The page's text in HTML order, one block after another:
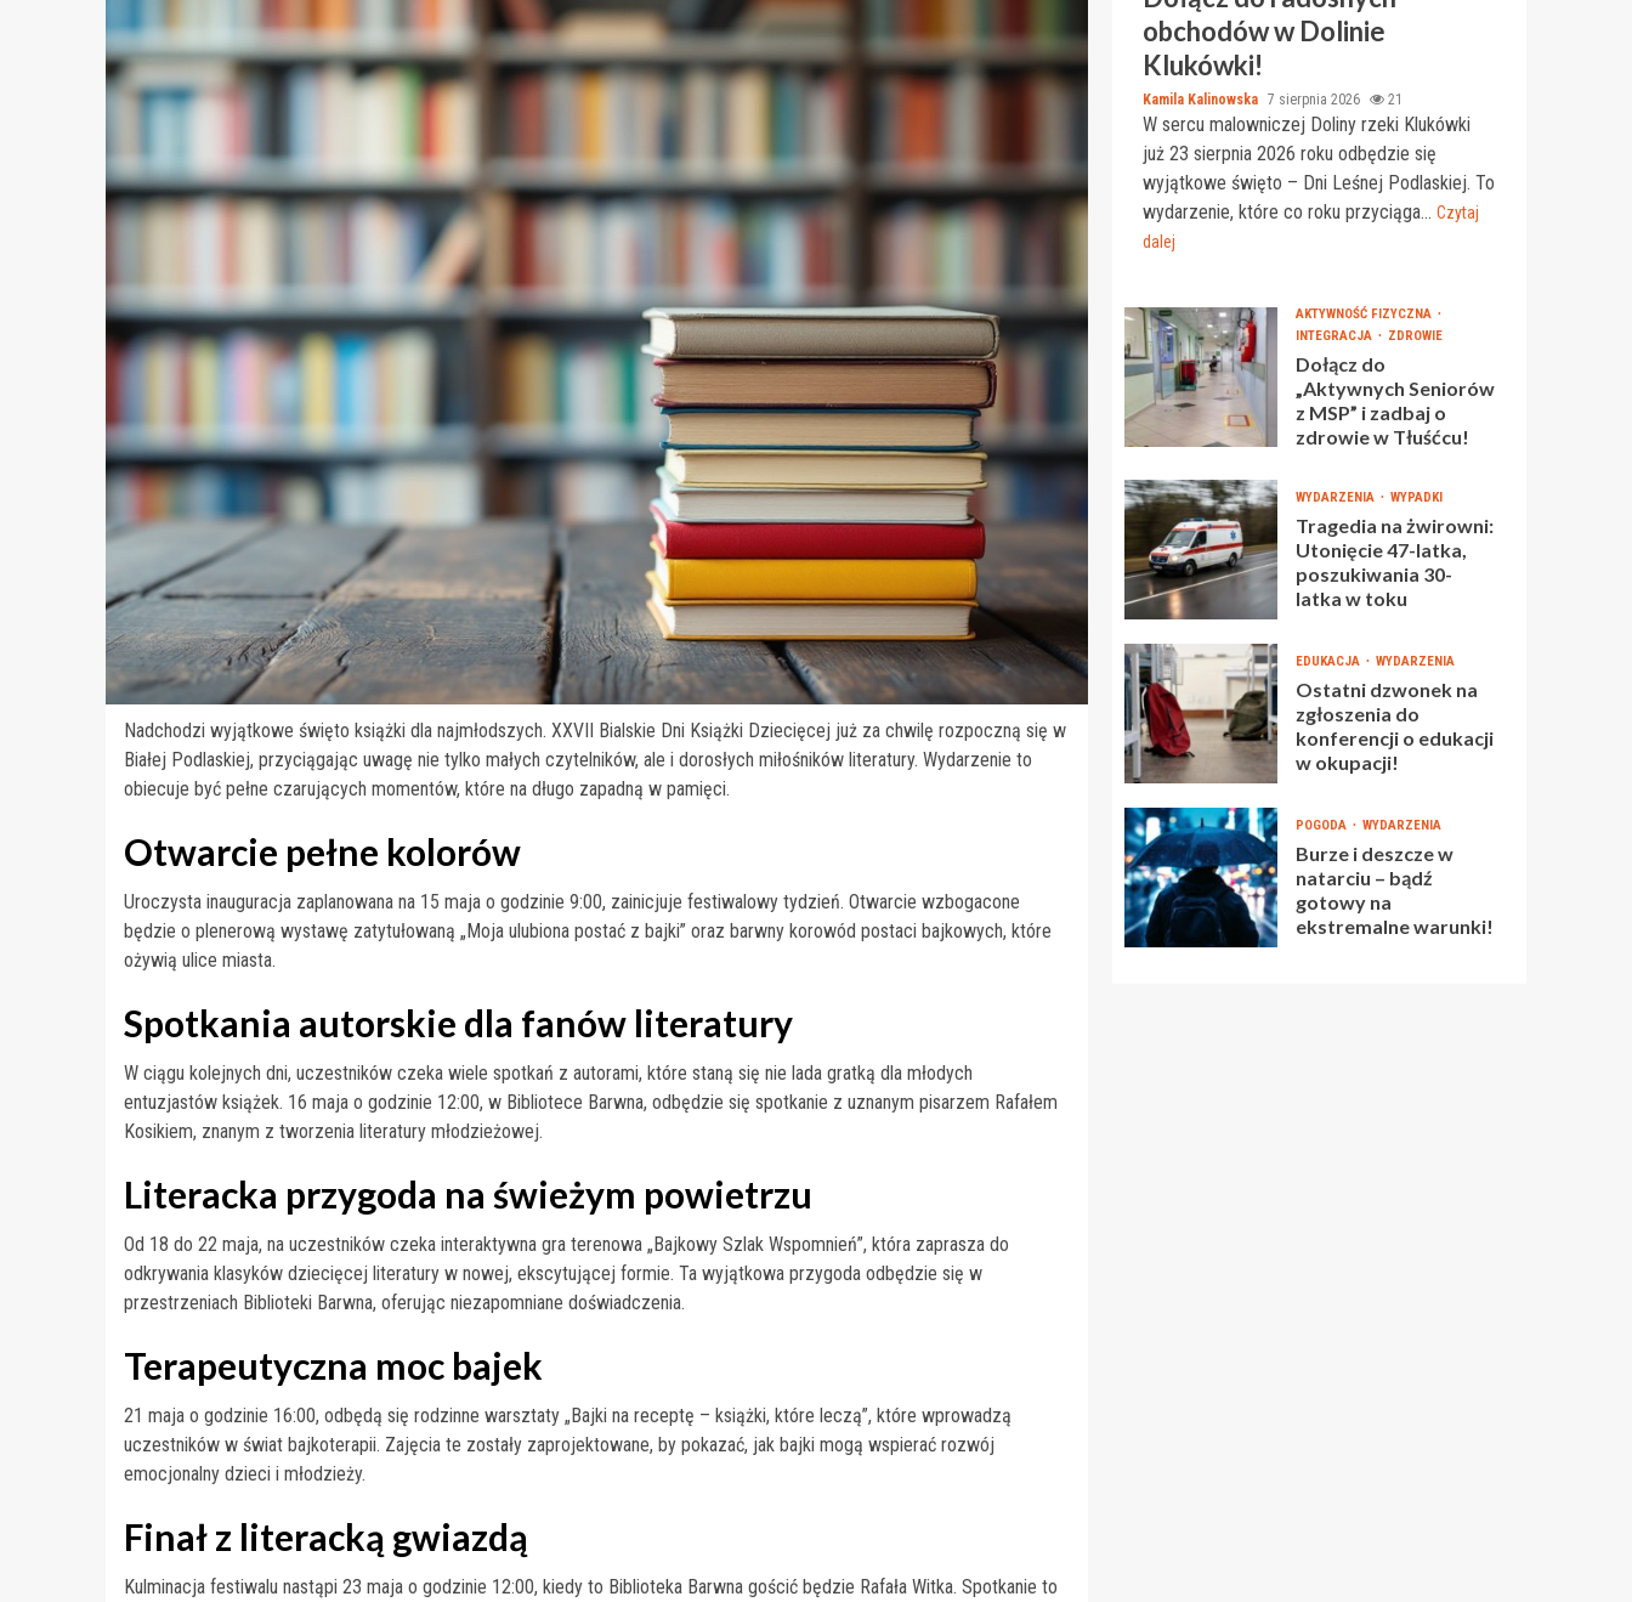
Nadchodzi wyjątkowe święto książki dla najmłodszych. XXVII Bialskie Dni Książki Dziecięcej już za chwilę rozpoczną się w
Białej Podlaskiej, przyciągając uwagę nie tylko małych czytelników, ale i dorosłych miłośników literatury. Wydarzenie to
obiecuje być pełne czarujących momentów, które na długo zapadną w pamięci.
Otwarcie pełne kolorów
Uroczysta inauguracja zaplanowana na 15 maja o godzinie 9:00, zainicjuje festiwalowy tydzień. Otwarcie wzbogacone
będzie o plenerową wystawę zatytułowaną „Moja ulubiona postać z bajki” oraz barwny korowód postaci bajkowych, które
ożywią ulice miasta.
Spotkania autorskie dla fanów literatury
W ciągu kolejnych dni, uczestników czeka wiele spotkań z autorami, które staną się nie lada gratką dla młodych
entuzjastów książek. 16 maja o godzinie 12:00, w Bibliotece Barwna, odbędzie się spotkanie z uznanym pisarzem Rafałem
Kosikiem, znanym z tworzenia literatury młodzieżowej.
Literacka przygoda na świeżym powietrzu
Od 18 do 22 maja, na uczestników czeka interaktywna gra terenowa „Bajkowy Szlak Wspomnień”, która zaprasza do
odkrywania klasyków dziecięcej literatury w nowej, ekscytującej formie. Ta wyjątkowa przygoda odbędzie się w
przestrzeniach Biblioteki Barwna, oferując niezapomniane doświadczenia.
Terapeutyczna moc bajek
21 maja o godzinie 16:00, odbędą się rodzinne warsztaty „Bajki na receptę – książki, które leczą”, które wprowadzą
uczestników w świat bajkoterapii. Zajęcia te zostały zaprojektowane, by pokazać, jak bajki mogą wspierać rozwój
emocjonalny dzieci i młodzieży.
Finał z literacką gwiazdą
Kulminacja festiwalu nastąpi 23 maja o godzinie 12:00, kiedy to Biblioteka Barwna gościć będzie Rafała Witka. Spotkanie to
obchodów w Dolinie
Klukówki!
Kamila Kalinowska 7 sierpnia 2026 21
W sercu malowniczej Doliny rzeki Klukówki
już 23 sierpnia 2026 roku odbędzie się
wyjątkowe święto – Dni Leśnej Podlaskiej. To
wydarzenie, które co roku przyciąga... Czytaj
dalej
AKTYWNOŚĆ FIZYCZNA
INTEGRACJA
ZDROWIE
Dołącz do
„Aktywnych Seniorów
z MSP” i zadbaj o
zdrowie w Tłuśćcu!
WYDARZENIA WYPADKI
Tragedia na żwirowni:
Utonięcie 47-latka,
poszukiwania 30-
latka w toku
EDUKACJA WYDARZENIA
Ostatni dzwonek na
zgłoszenia do
konferencji o edukacji
w okupacji!
POGODA WYDARZENIA
Burze i deszcze w
natarciu – bądź
gotowy na
ekstremalne warunki!